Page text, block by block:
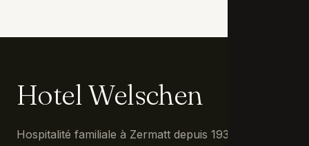
Hotel Welschen
Hospitalité familiale à Zermatt depuis 1931.